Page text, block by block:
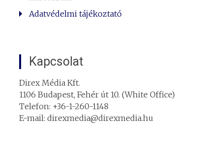
Adatvédelmi tájékoztató
Kapcsolat
Direx Média Kft.
1106 Budapest, Fehér út 10. (White Office)
Telefon: +36-1-260-1148
E-mail: direxmedia@direxmedia.hu